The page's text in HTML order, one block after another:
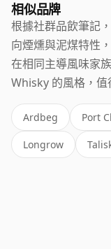
相似品牌
根據社群品飲筆記
向煙燻與泥煤特性
在相同主導風味家
Whisky 的風格，值
Ardbeg Port
Longrow